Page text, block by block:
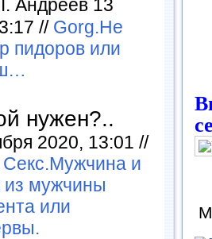
Андреев 13
// Gorg.Не
пидоров или
нужен?..
2020, 13:01 //
и
мужчины
или